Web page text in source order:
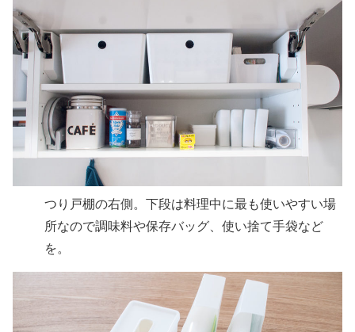
つり戸棚の右側。下段は料理中に最も使いやすい場
所なので調味料や保存バッグ、使い捨て手袋など
を。